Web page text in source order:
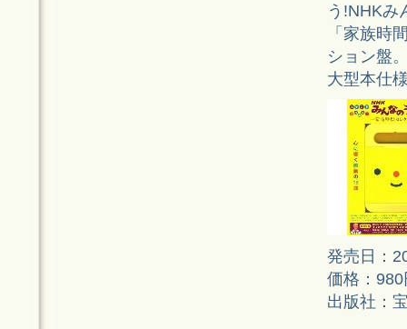
う!NHKみ
「家族時
ション盤
大型本仕
発売日：
価格：
出版社：